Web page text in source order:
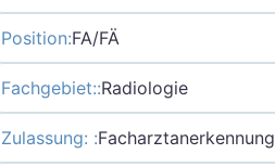
Position:FA/FÄ
Fachgebiet::Radiologie
Zulassung: :Facharztanerkennung